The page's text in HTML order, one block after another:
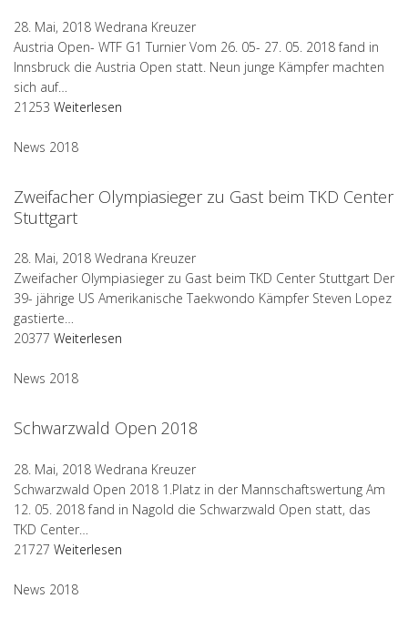
28. Mai, 2018 Wedrana Kreuzer
Austria Open- WTF G1 Turnier Vom 26. 05- 27. 05. 2018 fand in
Innsbruck die Austria Open statt. Neun junge Kämpfer machten
sich auf…
21253 Weiterlesen
News 2018
Zweifacher Olympiasieger zu Gast beim TKD Center
Stuttgart
28. Mai, 2018 Wedrana Kreuzer
Zweifacher Olympiasieger zu Gast beim TKD Center Stuttgart Der
39- jährige US Amerikanische Taekwondo Kämpfer Steven Lopez
gastierte…
20377 Weiterlesen
News 2018
Schwarzwald Open 2018
28. Mai, 2018 Wedrana Kreuzer
Schwarzwald Open 2018 1.Platz in der Mannschaftswertung Am
12. 05. 2018 fand in Nagold die Schwarzwald Open statt, das
TKD Center…
21727 Weiterlesen
News 2018